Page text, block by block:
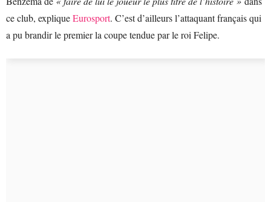
ce club, expliqueEurosport. C’est d’ailleurs l’attaquant français qui
a pu brandir le premier la coupe tendue par le roi Felipe.